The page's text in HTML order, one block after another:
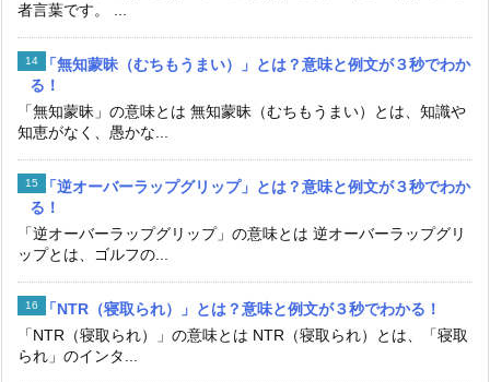
者言葉です。 ...
「無知蒙昧（むちもうまい）」とは？意味と例文が３秒でわか
る！
「無知蒙昧」の意味とは 無知蒙昧（むちもうまい）とは、知識や
知恵がなく、愚かな...
「逆オーバーラップグリップ」とは？意味と例文が３秒でわか
る！
「逆オーバーラップグリップ」の意味とは 逆オーバーラップグリ
ップとは、ゴルフの...
「NTR（寝取られ）」とは？意味と例文が３秒でわかる！
「NTR（寝取られ）」の意味とは NTR（寝取られ）とは、「寝取
られ」のインタ...